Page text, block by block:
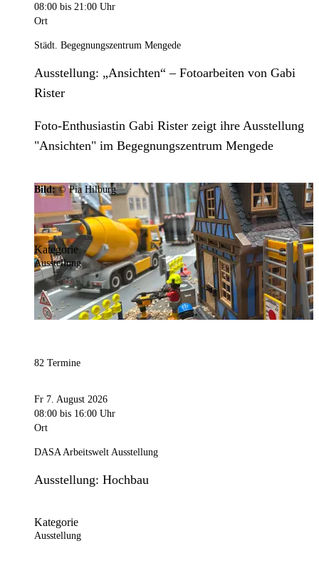
08:00 bis 21:00 Uhr
Ort
Städt. Begegnungszentrum Mengede
Ausstellung: „Ansichten“ – Fotoarbeiten von Gabi
Rister
Foto-Enthusiastin Gabi Rister zeigt ihre Ausstellung
"Ansichten" im Begegnungszentrum Mengede
Bild:© Pia Hilburg
Kategorie
Ausstellung
82 Termine
Fr 7. August 2026
08:00 bis 16:00 Uhr
Ort
DASA Arbeitswelt Ausstellung
Ausstellung: Hochbau
Kategorie
Ausstellung